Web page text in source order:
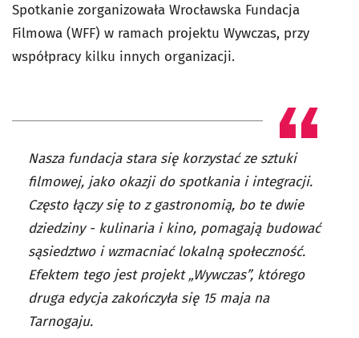
Spotkanie zorganizowała Wrocławska Fundacja
Filmowa (WFF) w ramach projektu Wywczas, przy
współpracy kilku innych organizacji.
Nasza fundacja stara się korzystać ze sztuki
filmowej, jako okazji do spotkania i integracji.
Często łączy się to z gastronomią, bo te dwie
dziedziny - kulinaria i kino, pomagają budować
sąsiedztwo i wzmacniać lokalną społeczność.
Efektem tego jest projekt „Wywczas”, którego
druga edycja zakończyła się 15 maja na
Tarnogaju.